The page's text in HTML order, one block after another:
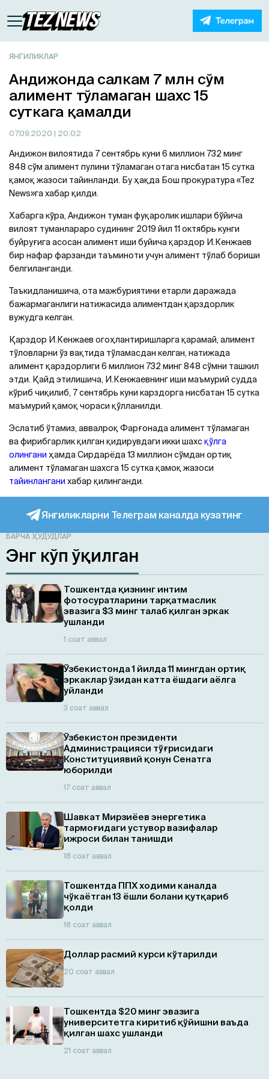
ЯНГИЛИКЛАР
Aндижонда салкам 7 млн сўм
алимент тўламаган шахс 15
суткага қамалди
07.09.2020 | 20:02
Aндижон вилоятида 7 сентябрь куни 6 миллион 732 минг
848 сўм алимент пулини тўламаган отага нисбатан 15 сутка
қамоқ жазоси тайинланди. Бу ҳақда Бош прокуратура «Tez
News»га хабар қилди.
Хабарга кўра, Aндижон туман фуқаролик ишлари бўйича
вилоят туманлараро судининг 2019 йил 11 октябрь кунги
буйруғига асосан алимент иши буйича қарздор И.Кенжаев
бир нафар фарзанди таъминоти учун алимент тўлаб бориши
белгиланганди.
Таъкидланишича, ота мажбуриятини етарли даражада
бажармаганлиги натижасида алиментдан қарздорлик
вужудга келган.
Қарздор И.Кенжаев огоҳлантиришларга қарамай, алимент
тўловларни ўз вақтида тўламасдан келган, натижада
алимент қарздорлиги 6 миллион 732 минг 848 сўмни ташкил
этди. Қайд этилишича, И.Кенжаевнинг иши маъмурий судда
кўриб чиқилиб, 7 сентябрь куни карздорга нисбатан 15 сутка
маъмурий қамоқ чораси қўлланилди.
Эслатиб ўтамиз, аввалроқ Фарғонада алимент тўламаган
ва фирибгарлик қилган қидирувдаги икки шахсқўлга
олингани ҳамда Сирдарёда 13 миллион сўмдан ортиқ
алимент тўламаган шахсга 15 сутка қамоқ жазоси
тайинлангани хабар қилинганди.
Янгиликларни Телеграм каналда кузатинг
БАРЧА ҲУДУДЛАР
Энг кўп ўқилган
Тошкентда қизнинг интим
фотосуратларини тарқатмаслик
эвазига $3 минг талаб қилган эркак
ушланди
1 соат аввал
Ўзбекистонда 1 йилда 11 мингдан ортиқ
эркаклар ўзидан катта ёшдаги аёлга
уйланди
3 соат аввал
Ўзбекистон президенти
Администрацияси тўғрисидаги
Конституциявий қонун Сенатга
юборилди
17 соат аввал
Шавкат Мирзиёев энергетика
тармоғидаги устувор вазифалар
ижроси билан танишди
18 соат аввал
Тошкентда ППХ ходими каналда
чўкаётган 13 ёшли болани қутқариб
қолди
18 соат аввал
Доллар расмий курси кўтарилди
20 соат аввал
Тошкентда $20 минг эвазига
университетга киритиб қўйишни ваъда
қилган шахс ушланди
21 соат аввал